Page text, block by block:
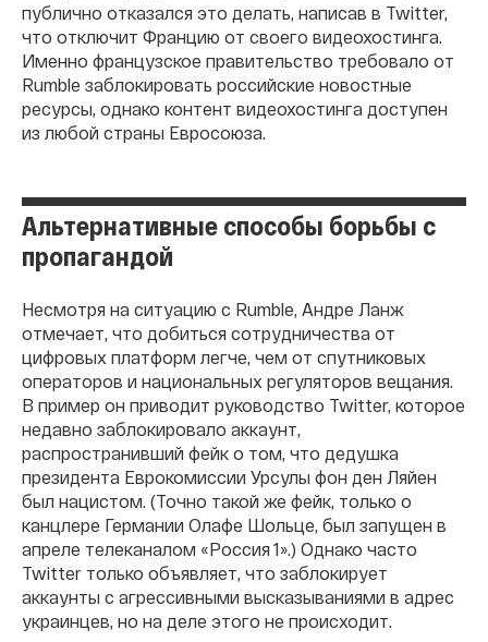
публично отказался это делать, написав в Twitter,
что отключит Францию от своего видеохостинга.
Именно французское правительство требовало от
Rumble заблокировать российские новостные
ресурсы, однако контент видеохостинга доступен
из любой страны Евросоюза.
Альтернативные способы борьбы с
пропагандой
Несмотря на ситуацию с Rumble, Андре Ланж
отмечает, что добиться сотрудничества от
цифровых платформ легче, чем от спутниковых
операторов и национальных регуляторов вещания.
В пример он приводит руководство Twitter, которое
недавно заблокировало аккаунт,
распространивший фейк о том, что дедушка
президента Еврокомиссии Урсулы фон ден Ляйен
был нацистом. (Точно такой же фейк, только о
канцлере Германии Олафе Шольце, был запущен в
апреле телеканалом «Россия 1».) Однако часто
Twitter только объявляет, что заблокирует
аккаунты с агрессивными высказываниями в адрес
украинцев, но на деле этого не происходит.